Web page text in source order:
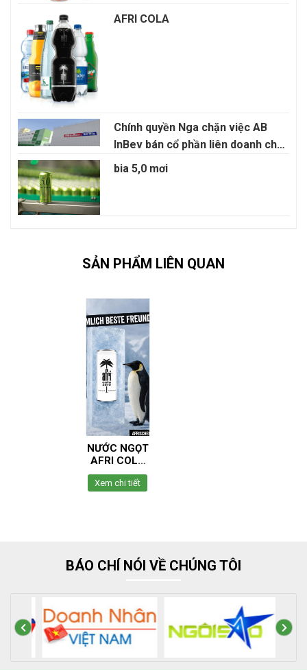
AFRI COLA
Chính quyền Nga chặn việc AB
InBev bán cổ phần liên doanh cho
Anadolu Efes
bia 5,0 mơi
SẢN PHẨM LIÊN QUAN
NƯỚC NGỌT
AFRI COLA
ZERO ĐỨC
Xem chi tiết
BÁO CHÍ NÓI VỀ CHÚNG TÔI